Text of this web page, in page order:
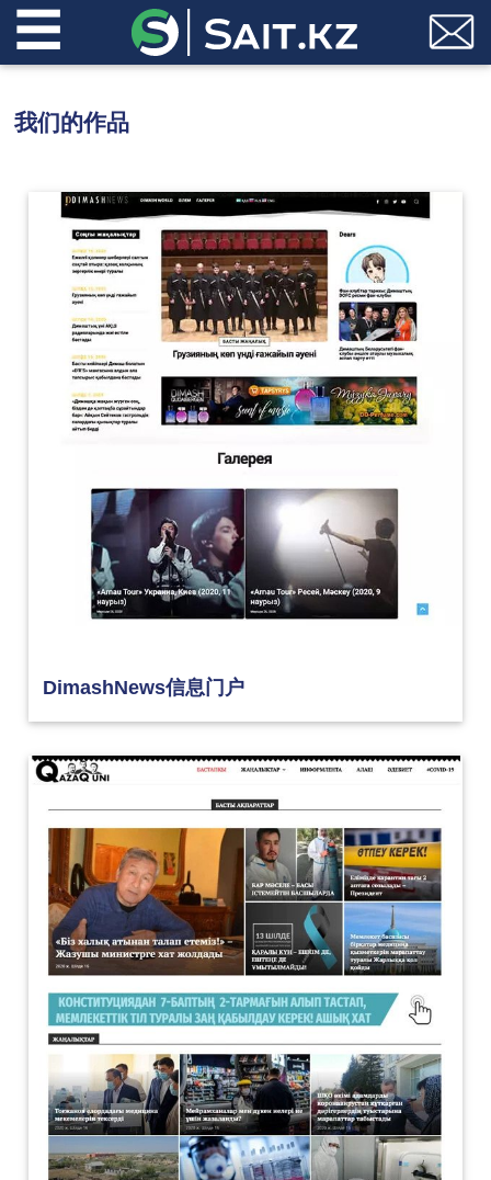
☰
我们的作品
DimashNews信息门户